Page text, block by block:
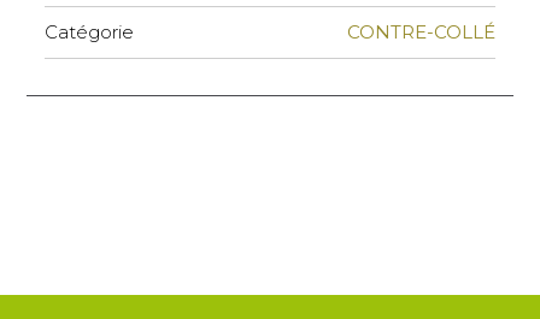
Catégorie CONTRE-COLLÉ